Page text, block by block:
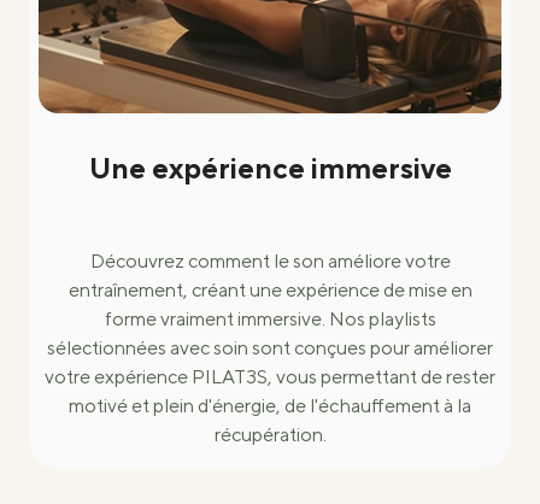
Une expérience immersive
Découvrez comment le son améliore votre
entraînement, créant une expérience de mise en
forme vraiment immersive. Nos playlists
sélectionnées avec soin sont conçues pour améliorer
votre expérience PILAT3S, vous permettant de rester
motivé et plein d'énergie, de l'échauffement à la
récupération.